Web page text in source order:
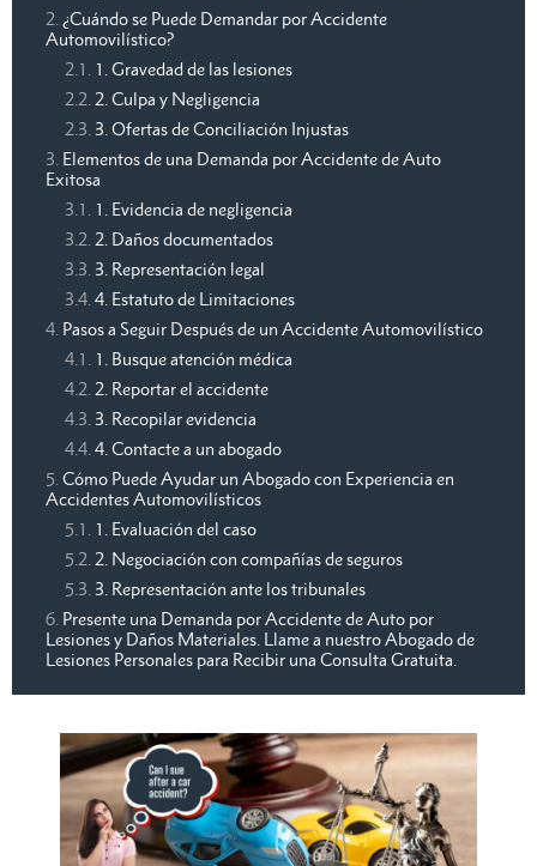
¿Cuándo se Puede Demandar por Accidente
Automovilístico?
1. Gravedad de las lesiones
2. Culpa y Negligencia
3. Ofertas de Conciliación Injustas
Elementos de una Demanda por Accidente de Auto
Exitosa
1. Evidencia de negligencia
2. Daños documentados
3. Representación legal
4. Estatuto de Limitaciones
Pasos a Seguir Después de un Accidente Automovilístico
1. Busque atención médica
2. Reportar el accidente
3. Recopilar evidencia
4. Contacte a un abogado
Cómo Puede Ayudar un Abogado con Experiencia en
Accidentes Automovilísticos
1. Evaluación del caso
2. Negociación con compañías de seguros
3. Representación ante los tribunales
Presente una Demanda por Accidente de Auto por
Lesiones y Daños Materiales. Llame a nuestro Abogado de
Lesiones Personales para Recibir una Consulta Gratuita.